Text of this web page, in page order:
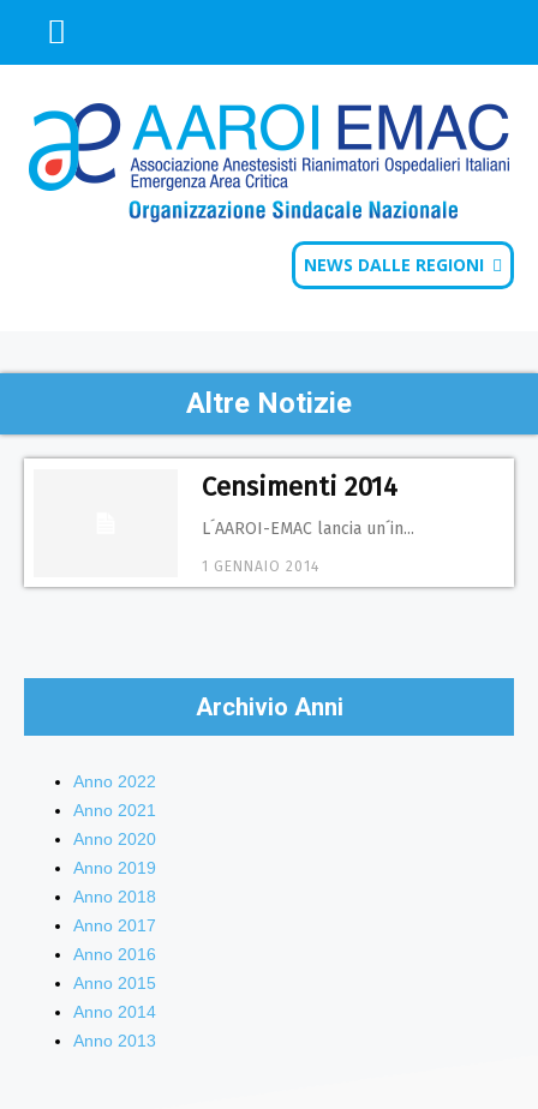
NEWS DALLE REGIONI
Altre Notizie
Censimenti 2014
L´AAROI-EMAC lancia un´in...
1 GENNAIO 2014
Archivio Anni
Anno 2022
Anno 2021
Anno 2020
Anno 2019
Anno 2018
Anno 2017
Anno 2016
Anno 2015
Anno 2014
Anno 2013